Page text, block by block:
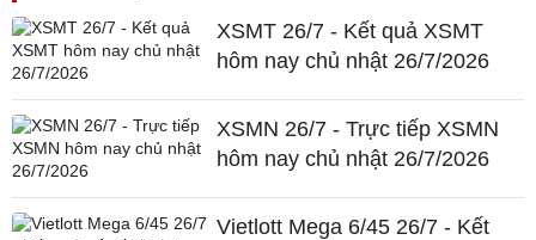
XSMT 26/7 - Kết quả XSMT
hôm nay chủ nhật 26/7/2026
XSMN 26/7 - Trực tiếp XSMN
hôm nay chủ nhật 26/7/2026
Vietlott Mega 6/45 26/7 - Kết